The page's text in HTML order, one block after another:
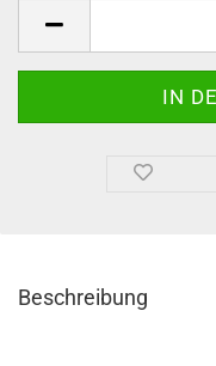
Beschreibung